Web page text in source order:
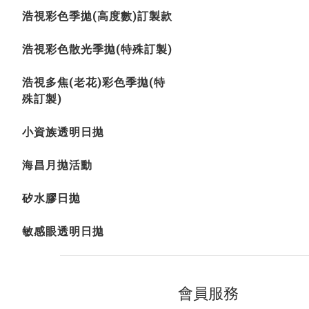
浩視彩色季拋(高度數)訂製款
浩視彩色散光季拋(特殊訂製)
浩視多焦(老花)彩色季拋(特
殊訂製)
小資族透明日拋
海昌月拋活動
矽水膠日拋
敏感眼透明日拋
會員服務